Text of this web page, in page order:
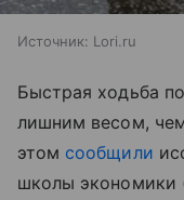
Источник: Lori.ru
Быстрая ходьба
лишним весом,
этом сообщили
школы экономики